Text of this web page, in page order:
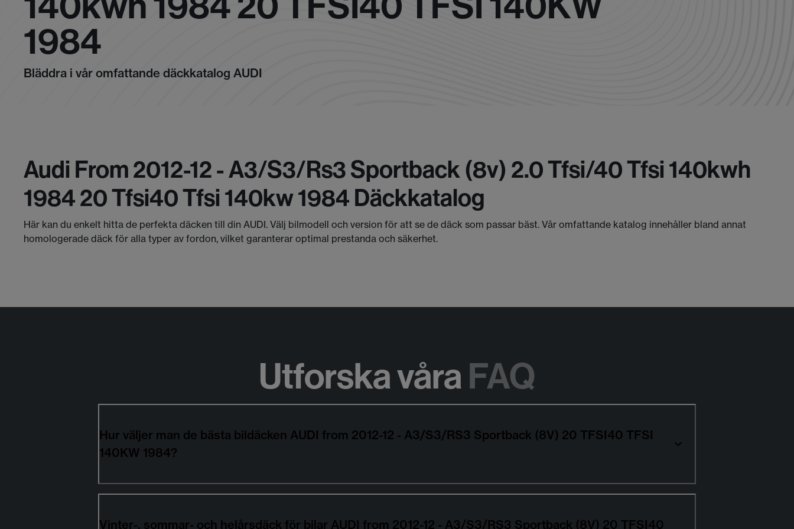
1984
Bläddra i vår omfattande däckkatalog AUDI
Audi From 2012-12 - A3/s3/rs3 Sportback (8v) 2.0 Tfsi/40 Tfsi 140kwh
1984 20 Tfsi40 Tfsi 140kw 1984 Däckkatalog
Här kan du enkelt hitta de perfekta däcken till din AUDI. Välj bilmodell och version för att se de däck som passar bäst. Vår omfattande katalog innehåller bland annat
homologerade däck för alla typer av fordon, vilket garanterar optimal prestanda och säkerhet.
Utforska våraFAQ
Hur väljer man de bästa bildäcken AUDI from 2012-12 - A3/S3/RS3 Sportback (8V) 20 TFSI40 TFSI
140KW 1984?
Vinter-, sommar- och helårsdäck för bilar AUDI from 2012-12 - A3/S3/RS3 Sportback (8V) 20 TFSI40